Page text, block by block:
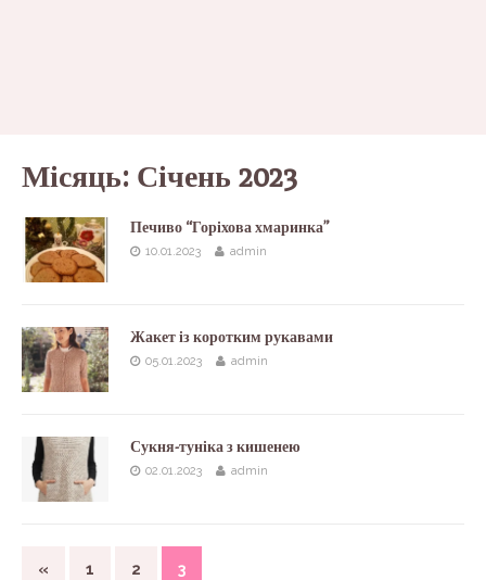
Місяць: Січень 2023
Печиво “Горіхова хмаринка”
10.01.2023 admin
Жакет із коротким рукавами
05.01.2023 admin
Сукня-туніка з кишенею
02.01.2023 admin
« 1 2 3